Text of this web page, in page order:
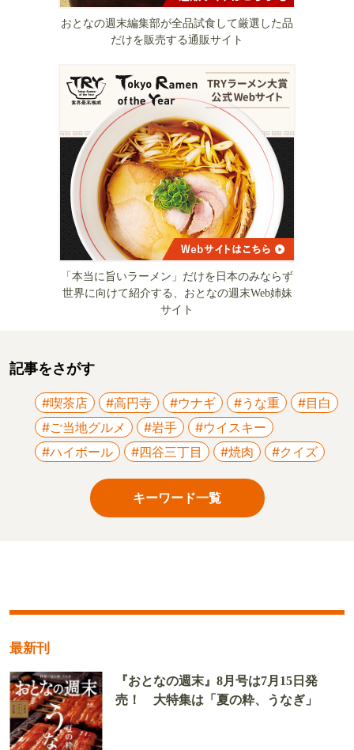
おとなの週末編集部が全品試食して厳選した品
だけを販売する通販サイト
「本当に旨いラーメン」だけを日本のみならず
世界に向けて紹介する、おとなの週末Web姉妹
サイト
記事をさがす
#喫茶店 #高円寺 #ウナギ #うな重
#目白
#ご当地グルメ
#岩手
#ウイスキー
#ハイボール
#四谷三丁目 #焼肉 #クイズ
キーワード一覧
最新刊
『おとなの週末』8月号は7月15日発
売！ 大特集は「夏の粋、うなぎ」